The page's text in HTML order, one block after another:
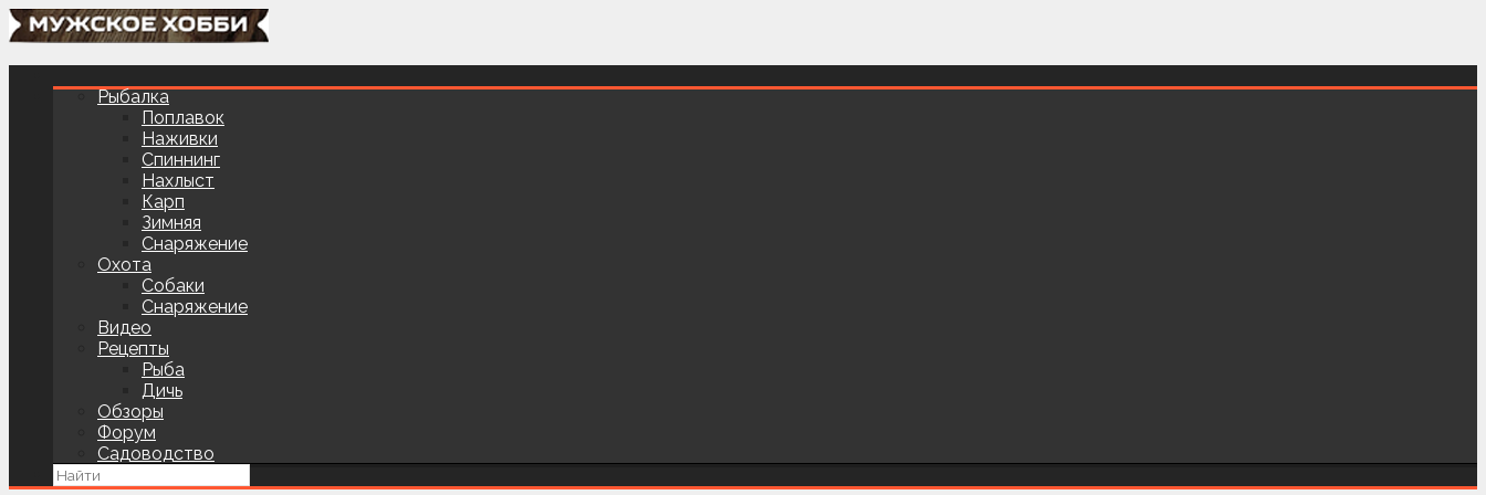
Рыбалка
Поплавок
Наживки
Спиннинг
Нахлыст
Карп
Зимняя
Снаряжение
Охота
Собаки
Снаряжение
Видео
Рецепты
Рыба
Дичь
Обзоры
Форум
Садоводство